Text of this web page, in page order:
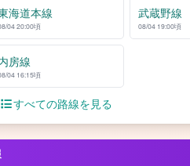
海道本線
04 20:00頃
武蔵野線
08/04 19:00頃
房線
04 16:15頃
すべての路線を見る